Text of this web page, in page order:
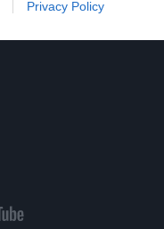
Privacy Policy